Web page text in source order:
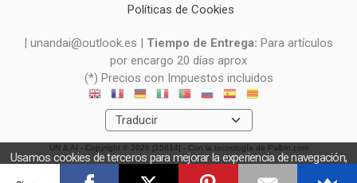
Políticas de Cookies
| unandai@outlook.es | Tiempo de Entrega: Para artículos
por encargo 20 días aprox
(*) Precios con Impuestos incluidos
UN & AI - Copyright © 2026 [15614] - Con la tecnología de Palbin.com
Usamos cookies de terceros para mejorar la experiencia de navegación,
y obtener estadísticas anónimas. Si continúa navegando consideramos